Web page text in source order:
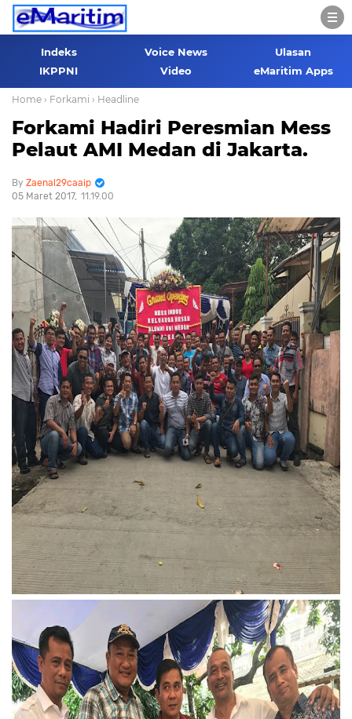
Indeks Voice News
Ulasan
IKPPNI
Video eMaritim Apps
Home › Forkami › Headline
Forkami Hadiri Peresmian Mess
Pelaut AMI Medan di Jakarta.
Zaenal29caaip
05 Maret 2017 11.19.00